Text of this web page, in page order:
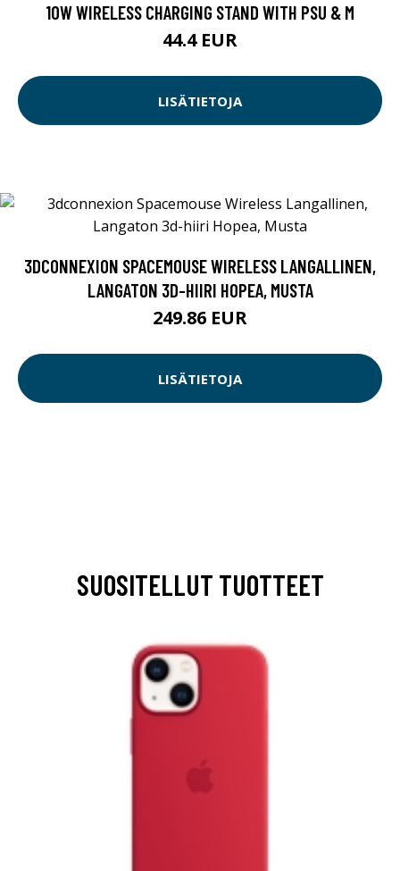
10W WIRELESS CHARGING STAND WITH PSU & M
44.4 EUR
LISÄTIETOJA
3DCONNEXION SPACEMOUSE WIRELESS LANGALLINEN,
LANGATON 3D-HIIRI HOPEA, MUSTA
249.86 EUR
LISÄTIETOJA
SUOSITELLUT TUOTTEET